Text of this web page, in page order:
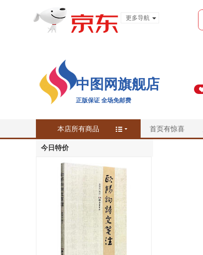
更多导航
中图网旗舰店
正版保证 全场免邮费
本店所有商品 首页有惊喜
今日特价